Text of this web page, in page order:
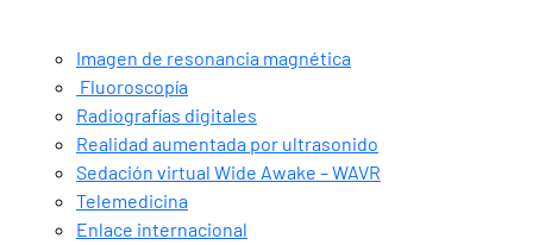
Imagen de resonancia magnética
Fluoroscopía
Radiografías digitales
Realidad aumentada por ultrasonido
Sedación virtual Wide Awake – WAVR
Telemedicina
Enlace internacional